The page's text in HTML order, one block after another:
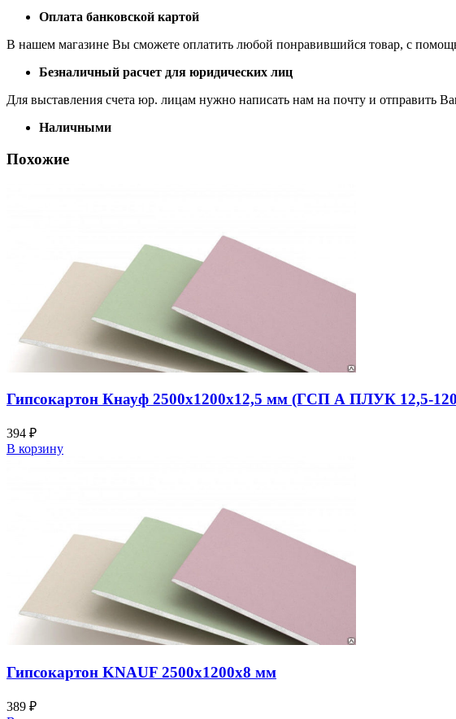
Оплата банковской картой
В нашем магазине Вы сможете оплатить любой понравившийся товар, с
Безналичный расчет для юридических лиц
Для выставления счета юр. лицам нужно написать нам на почту и отправить
Наличными
Похожие
Гипсокартон Кнауф 2500х1200х12,5 мм (ГСП А ПЛУК 12,5-
394 ₽
В корзину
Гипсокартон KNAUF 2500х1200х8 мм
389 ₽